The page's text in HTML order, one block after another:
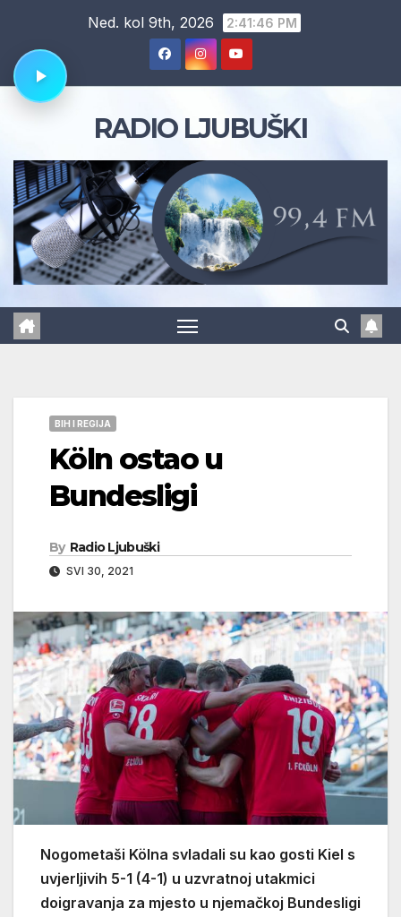
content
Ned. kol 9th, 2026 2:41:47 PM
RADIO LJUBUŠKI
BIH I REGIJA
Köln ostao u
Bundesligi
By Radio Ljubuški
SVI 30, 2021
Nogometaši Kölna svladali su kao gosti Kiel s
uvjerljivih 5-1 (4-1) u uzvratnoj utakmici
doigravanja za mjesto u njemačkoj Bundesligi